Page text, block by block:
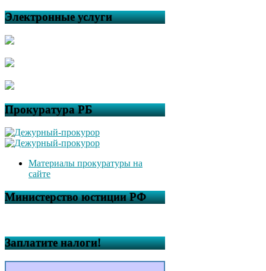
Электронные услуги
Прокуратура РБ
Материалы прокуратуры на
сайте
Министерство юстиции РФ
Заплатите налоги!